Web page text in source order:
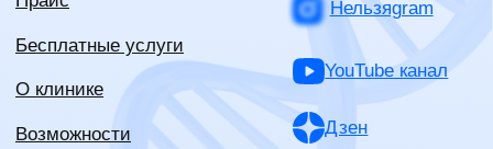
ОГРНИП - 323774600252361